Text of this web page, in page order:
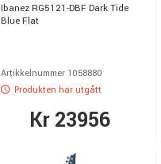
Ibanez RG5121-DBF Dark Tide
Blue Flat
Artikkelnummer 1058880
Produkten har utgått
Kr 23956